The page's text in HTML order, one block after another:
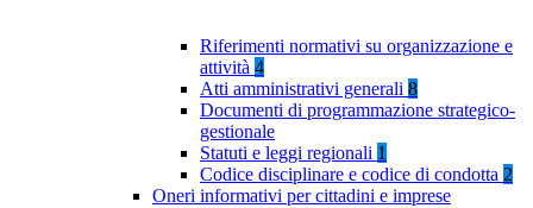
Riferimenti normativi su organizzazione e
attività 4
Atti amministrativi generali 8
Documenti di programmazione strategico-
gestionale
Statuti e leggi regionali 1
Codice disciplinare e codice di condotta 2
Oneri informativi per cittadini e imprese